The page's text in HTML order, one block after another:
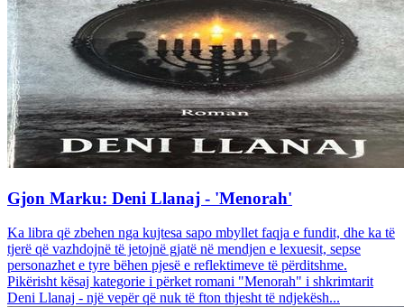
Gjon Marku: Deni Llanaj - 'Menorah'
Ka libra që zbehen nga kujtesa sapo mbyllet faqja e fundit, dhe ka të
tjerë që vazhdojnë të jetojnë gjatë në mendjen e lexuesit, sepse
personazhet e tyre bëhen pjesë e reflektimeve të përditshme.
Pikërisht kësaj kategorie i përket romani "Menorah" i shkrimtarit
Deni Llanaj - një vepër që nuk të fton thjesht të ndjekësh...